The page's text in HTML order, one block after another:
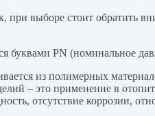
выборе стоит обратить
буквами PN (номинальное
из полимерных
– это применение в
отсутствие коррозии,